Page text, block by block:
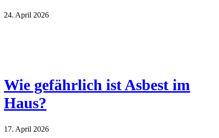
24. April 2026
Wie gefährlich ist Asbest im
Haus?
17. April 2026